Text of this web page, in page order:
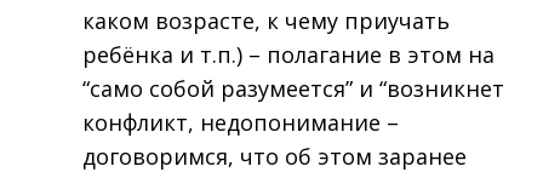
каком возрасте, к чему приучать
ребёнка и т.п.) – полагание в этом на
“само собой разумеется” и “возникнет
конфликт, недопонимание –
договоримся, что об этом заранее